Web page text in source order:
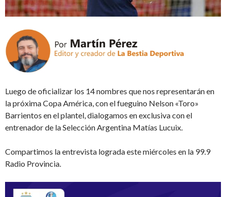
Luego de oficializar los 14 nombres que nos representarán en
la próxima Copa América, con el fueguino Nelson «Toro»
Barrientos en el plantel, dialogamos en exclusiva con el
entrenador de la Selección Argentina Matías Lucuix.
Compartimos la entrevista lograda este miércoles en la 99.9
Radio Provincia.